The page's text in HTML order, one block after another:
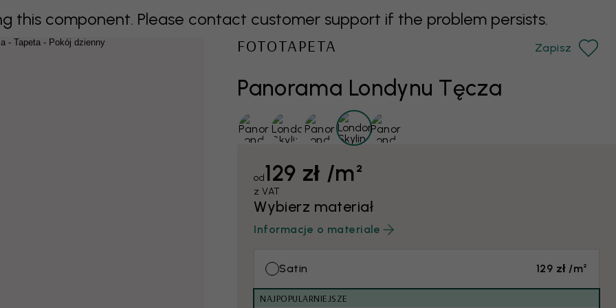
this component. Please contact customer support if the problem persists.
Panorama Londynu Tęcza
FOTOTAPETA Zapisz
od129 zł /m²
z VAT
Wybierz materiał
Informacje o materiale
Satin 129 zł /m²
NAJPOPULARNIEJSZE